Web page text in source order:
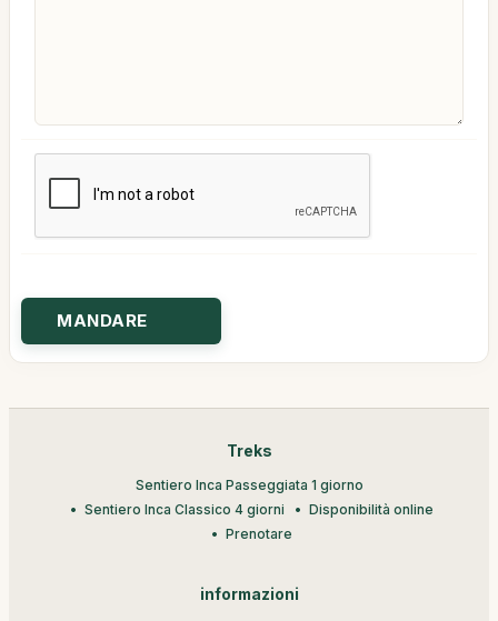
Treks
Sentiero Inca Passeggiata 1 giorno
Sentiero Inca Classico 4 giorni
Disponibilità online
Prenotare
informazioni